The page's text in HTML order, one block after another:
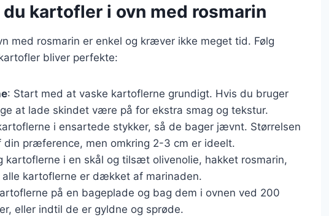
kartofler i ovn med rosmarin
med rosmarin er enkel og kræver ikke meget tid. Følg
bliver perfekte:
: Start med at vaske kartoflerne grundigt. Hvis du bruger
at lade skindet være på for ekstra smag og tekstur.
i ensartede stykker, så de bager jævnt. Størrelsen
præference, men omkring 2-3 cm er ideelt.
kartoflerne i en skål og tilsæt olivenolie, hakket rosmarin,
alle kartoflerne er dækket af marinaden.
på en bageplade og bag dem i ovnen ved 200
eller indtil de er gyldne og sprøde.